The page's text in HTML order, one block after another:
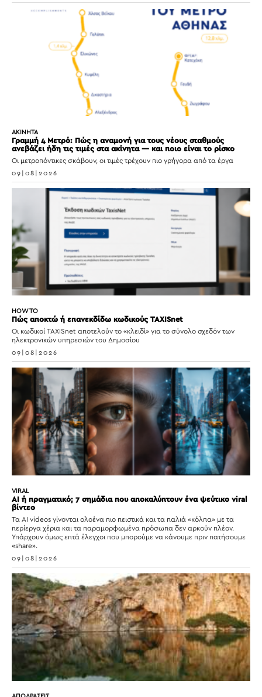
ΑΚΙΝΗΤΑ
Γραμμή 4 Μετρό: Πώς η αναμονή για τους νέους σταθμούς
ανεβάζει ήδη τις τιμές στα ακίνητα — και ποιο είναι το ρίσκο
Οι μετροπόντικες σκάβουν, οι τιμές τρέχουν πιο γρήγορα από τα έργα
09|08|2026
HOW TO
Πώς αποκτώ ή επανεκδίδω κωδικούς TAXISnet
Οι κωδικοί TAXISnet αποτελούν το «κλειδί» για το σύνολο σχεδόν των
ηλεκτρονικών υπηρεσιών του Δημοσίου
09|08|2026
VIRAL
AI ή πραγματικό; 7 σημάδια που αποκαλύπτουν ένα ψεύτικο viral
βίντεο
Τα AI videos γίνονται ολοένα πιο πειστικά και τα παλιά «κόλπα» με τα
περίεργα χέρια και τα παραμορφωμένα πρόσωπα δεν αρκούν πλέον.
Υπάρχουν όμως επτά έλεγχοι που μπορούμε να κάνουμε πριν πατήσουμε
«share».
09|08|2026